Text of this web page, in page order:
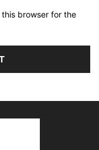
browser for the